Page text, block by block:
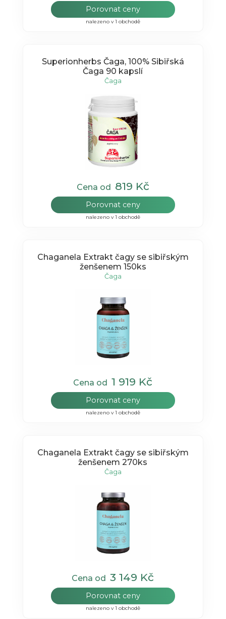
Porovnat ceny
nalezeno v 1 obchodě
Superionherbs Čaga, 100% Sibiřská
Čaga 90 kapslí
Čaga
Cena od 819 Kč
Porovnat ceny
nalezeno v 1 obchodě
Chaganela Extrakt čagy se sibiřským
ženšenem 150ks
Čaga
Cena od1 919 Kč
Porovnat ceny
nalezeno v 1 obchodě
Chaganela Extrakt čagy se sibiřským
ženšenem 270ks
Čaga
Cena od3 149 Kč
Porovnat ceny
nalezeno v 1 obchodě